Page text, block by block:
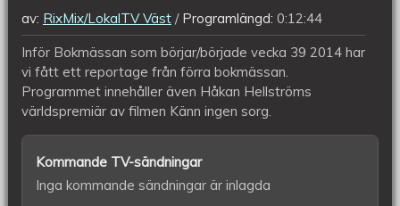
av: RixMix/LokalTV Väst Programlängd: 0:12:44
Inför Bokmässan som börjar/började vecka 39 2014 har
vi fått ett reportage från förra bokmässan.
Programmet innehåller även Håkan Hellströms
världspremiär av filmen Känn ingen sorg.
Kommande TV-sändningar
Inga kommande sändningar är inlagda